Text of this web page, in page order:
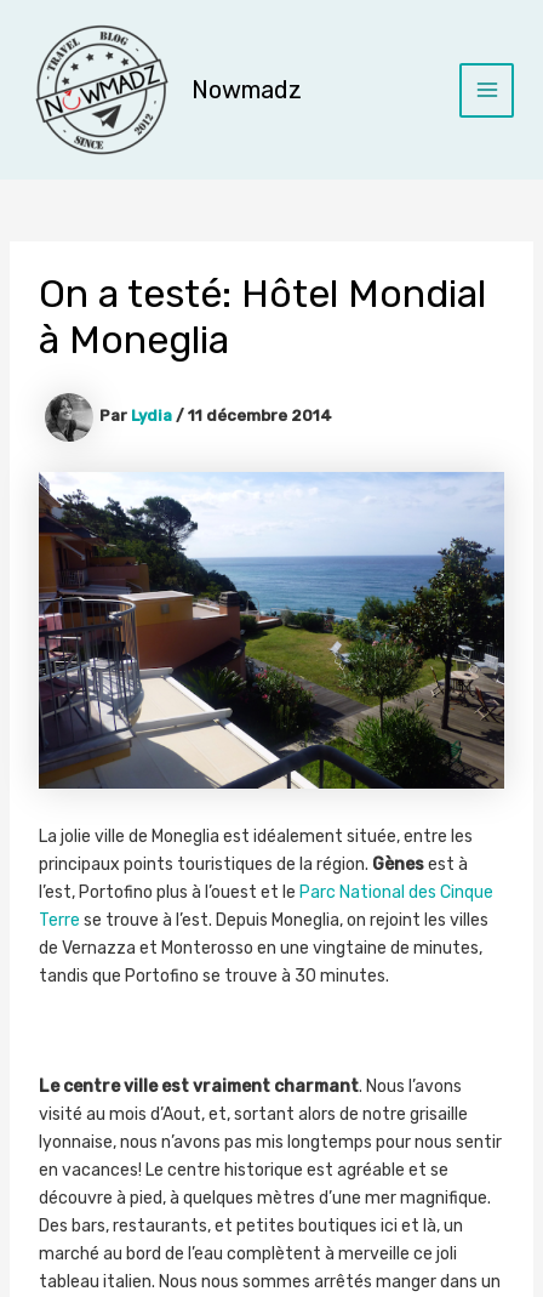
contenu
Nowmadz
Main
On a testé: Hôtel Mondial
à Moneglia
Par Lydia / 11 décembre 2014
La jolie ville de Moneglia est idéalement située, entre les
principaux points touristiques de la région. Gènesest à
l’est, Portofino plus à l’ouest et le Parc National des Cinque
Terre se trouve à l’est. Depuis Moneglia, on rejoint les villes
de Vernazza et Monterosso en une vingtaine de minutes,
tandis que Portofino se trouve à 30 minutes.
Le centre ville est vraiment charmant. Nous l’avons
visité au mois d’Aout, et, sortant alors de notre grisaille
lyonnaise, nous n’avons pas mis longtemps pour nous sentir
en vacances! Le centre historique est agréable et se
découvre à pied, à quelques mètres d’une mer magnifique.
Des bars, restaurants, et petites boutiques ici et là, un
marché au bord de l’eau complètent à merveille ce joli
tableau italien. Nous nous sommes arrêtés manger dans un